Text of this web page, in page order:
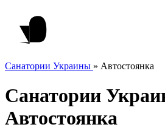
Санатории Украины » Автостоянка
Санатории
Автостоянка